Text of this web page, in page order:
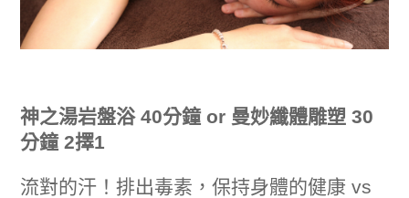
神之湯岩盤浴 40分鐘or 曼妙纖體雕塑 30
分鐘 2擇1
流對的汗！排出毒素，保持身體的健康 vs